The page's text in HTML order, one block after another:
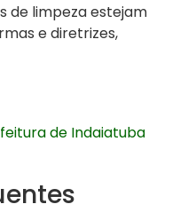
de limpeza estejam
e diretrizes,
de Indaiatuba